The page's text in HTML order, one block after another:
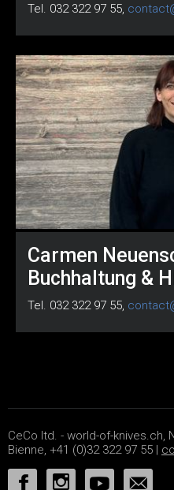
Tel. 032 322 97 55,
Carmen
Buchhaltung &
Tel. 032 322 97 55,
CeCo ltd. - world-of-knives.ch,
Bienne, +41 (0)32 322 97 55 |